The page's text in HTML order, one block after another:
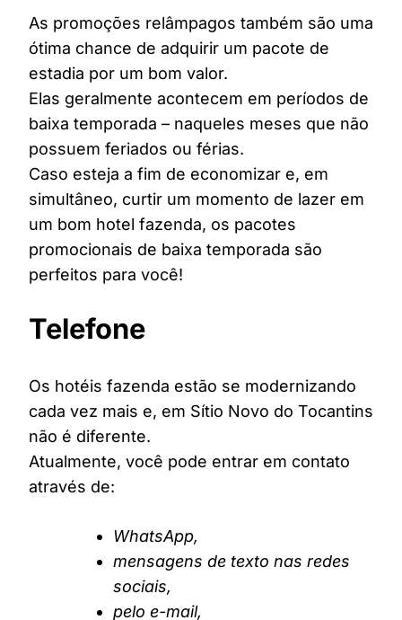
As promoções relâmpagos também são uma
ótima chance de adquirir um pacote de
estadia por um bom valor.
Elas geralmente acontecem em períodos de
baixa temporada – naqueles meses que não
possuem feriados ou férias.
Caso esteja a fim de economizar e, em
simultâneo, curtir um momento de lazer em
um bom hotel fazenda, os pacotes
promocionais de baixa temporada são
perfeitos para você!
Telefone
Os hotéis fazenda estão se modernizando
cada vez mais e, em Sítio Novo do Tocantins
não é diferente.
Atualmente, você pode entrar em contato
através de:
WhatsApp,
mensagens de texto nas redes
sociais,
pelo e-mail,